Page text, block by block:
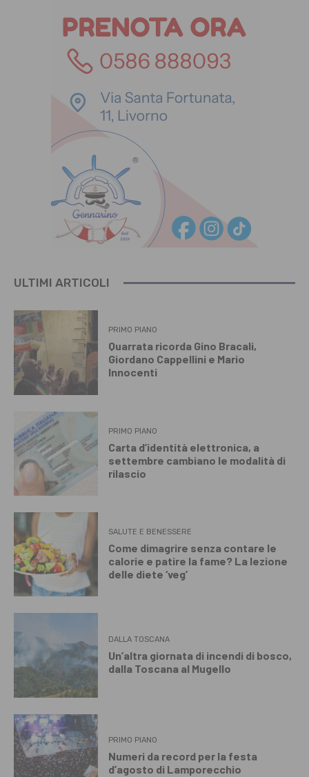
ULTIMI ARTICOLI
PRIMO PIANO
Quarrata ricorda Gino Bracali,
Giordano Cappellini e Mario
Innocenti
PRIMO PIANO
Carta d’identità elettronica, a
settembre cambiano le modalità di
rilascio
SALUTE E BENESSERE
Come dimagrire senza contare le
calorie e patire la fame? La lezione
delle diete ‘veg’
DALLA TOSCANA
Un’altra giornata di incendi di bosco,
dalla Toscana al Mugello
PRIMO PIANO
Numeri da record per la festa
d’agosto di Lamporecchio